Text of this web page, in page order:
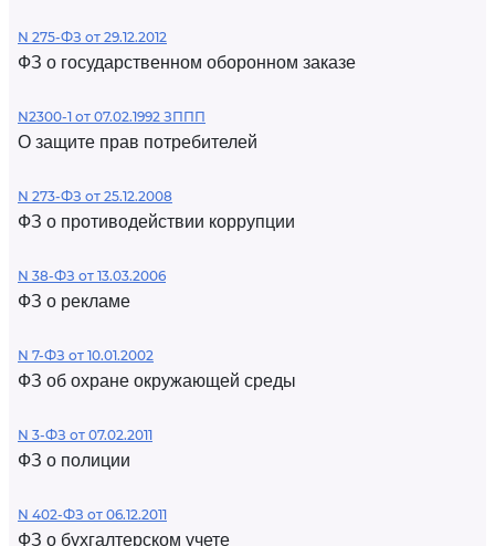
N 275-ФЗ от 29.12.2012
ФЗ о государственном оборонном заказе
N2300-1 от 07.02.1992 ЗППП
О защите прав потребителей
N 273-ФЗ от 25.12.2008
ФЗ о противодействии коррупции
N 38-ФЗ от 13.03.2006
ФЗ о рекламе
N 7-ФЗ от 10.01.2002
ФЗ об охране окружающей среды
N 3-ФЗ от 07.02.2011
ФЗ о полиции
N 402-ФЗ от 06.12.2011
ФЗ о бухгалтерском учете